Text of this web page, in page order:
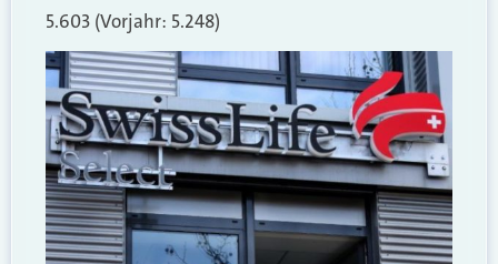
5.603 (Vorjahr: 5.248)